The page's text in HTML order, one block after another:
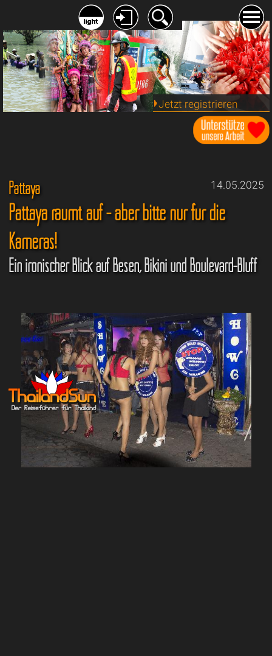
Jetzt registrieren
14.05.2025
Pattaya
Pattaya räumt auf - aber bitte nur für die
Kameras!
Ein ironischer Blick auf Besen, Bikini und Boulevard-Bluff